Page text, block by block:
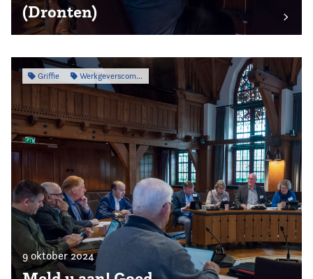
(Dronten)
Griffie Werkgeverscommissie
9 oktober 2024